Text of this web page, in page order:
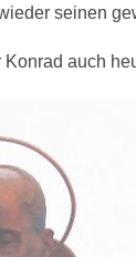
seinen
auch